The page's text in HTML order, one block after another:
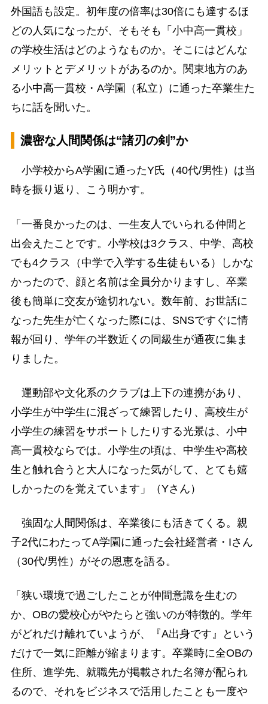
外国語も設定。初年度の倍率は30倍にも達するほ
どの人気になったが、そもそも「小中高一貫校」
の学校生活はどのようなものか。そこにはどんな
メリットとデメリットがあるのか。関東地方のあ
る小中高一貫校・A学園（私立）に通った卒業生た
ちに話を聞いた。
濃密な人間関係は“諸刃の剣”か
小学校からA学園に通ったY氏（40代/男性）は当
時を振り返り、こう明かす。
「一番良かったのは、一生友人でいられる仲間と
出会えたことです。小学校は3クラス、中学、高校
でも4クラス（中学で入学する生徒もいる）しかな
かったので、顔と名前は全員分かりますし、卒業
後も簡単に交友が途切れない。数年前、お世話に
なった先生が亡くなった際には、SNSですぐに情
報が回り、学年の半数近くの同級生が通夜に集ま
りました。
運動部や文化系のクラブは上下の連携があり、
小学生が中学生に混ざって練習したり、高校生が
小学生の練習をサポートしたりする光景は、小中
高一貫校ならでは。小学生の頃は、中学生や高校
生と触れ合うと大人になった気がして、とても嬉
しかったのを覚えています」（Yさん）
強固な人間関係は、卒業後にも活きてくる。親
子2代にわたってA学園に通った会社経営者・Iさん
（30代/男性）がその恩恵を語る。
「狭い環境で過ごしたことが仲間意識を生むの
か、OBの愛校心がやたらと強いのが特徴的。学年
がどれだけ離れていようが、『A出身です』という
だけで一気に距離が縮まります。卒業時に全OBの
住所、進学先、就職先が掲載された名簿が配られ
るので、それをビジネスで活用したことも一度や